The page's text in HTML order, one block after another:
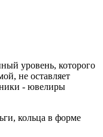
уровень, которого
не оставляет
- ювелиры
кольца в форме